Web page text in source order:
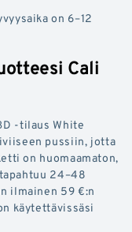
on 6–12
Cali
-tilaus White
pussiin, jotta
on huomaamaton,
24–48
ilmainen 59 €:n
käytettävissäsi